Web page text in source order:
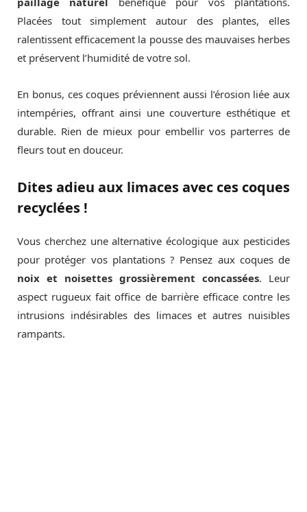
Placées tout simplement autour des plantes, elles
ralentissent efficacement la pousse des mauvaises herbes
et préservent l’humidité de votre sol.
En bonus, ces coques préviennent aussi l’érosion liée aux
intempéries, offrant ainsi une couverture esthétique et
durable. Rien de mieux pour embellir vos parterres de
fleurs tout en douceur.
Dites adieu aux limaces avec ces coques
recyclées !
Vous cherchez une alternative écologique aux pesticides
pour protéger vos plantations ? Pensez aux coques de
noix et noisettes grossièrement concassées. Leur
aspect rugueux fait office de barrière efficace contre les
intrusions indésirables des limaces et autres nuisibles
rampants.